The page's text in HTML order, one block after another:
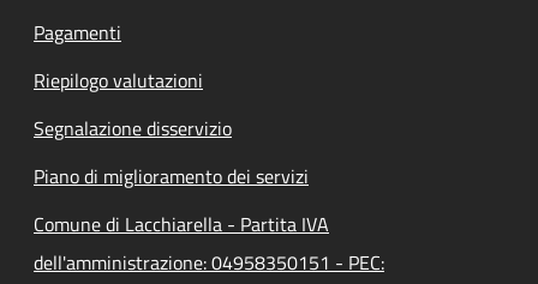
Pagamenti
Riepilogo valutazioni
Segnalazione disservizio
Piano di miglioramento dei servizi
Comune di Lacchiarella - Partita IVA
dell'amministrazione: 04958350151 - PEC: